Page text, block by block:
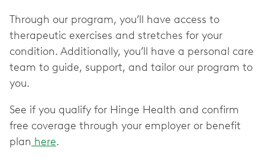
Through our program, you’ll have access to
therapeutic exercises and stretches for your
condition. Additionally, you’ll have a personal care
team to guide, support, and tailor our program to
you.
See if you qualify for Hinge Health and confirm
free coverage through your employer or benefit
plan here.